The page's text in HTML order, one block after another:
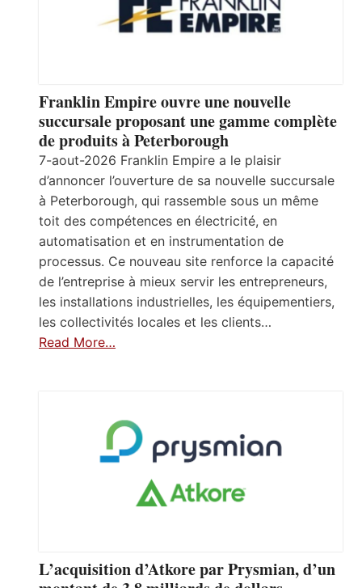
Franklin Empire ouvre une nouvelle
succursale proposant une gamme complète
de produits à Peterborough
7-aout-2026 Franklin Empire a le plaisir
d’annoncer l’ouverture de sa nouvelle succursale
à Peterborough, qui rassemble sous un même
toit des compétences en électricité, en
automatisation et en instrumentation de
processus. Ce nouveau site renforce la capacité
de l’entreprise à mieux servir les entrepreneurs,
les installations industrielles, les équipementiers,
les collectivités locales et les clients…
Read More…
L’acquisition d’Atkore par Prysmian, d’un